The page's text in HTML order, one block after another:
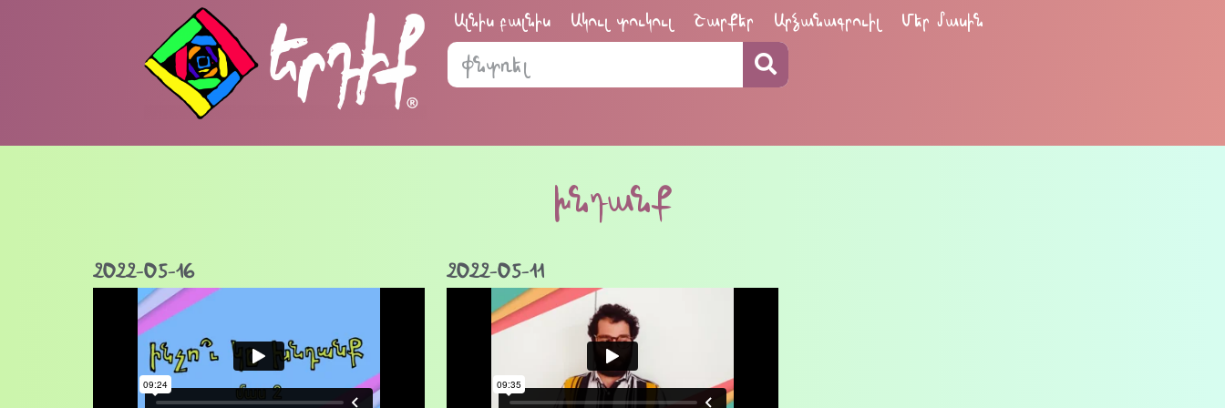
Ալնիս բալնիս Ակուլ տուկուլ Շարքեր Արձանագրուիլ Մեր մասին
խնդանք
2022-05-16 2022-05-11